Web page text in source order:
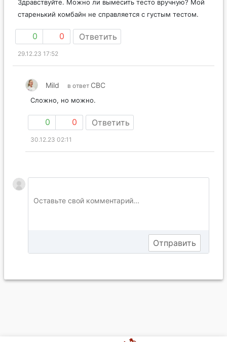
Здравствуйте. Можно ли вымесить тесто вручную? Мой
старенький комбайн не справляется с густым тестом.
0 0 Ответить
29.12.23 17:52
Mild в ответ СВС
Сложно, но можно.
0 0 Ответить
30.12.23 02:11